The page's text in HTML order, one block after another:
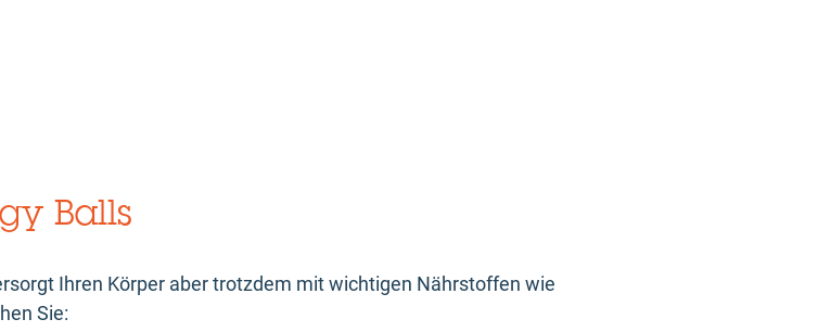
Balls
Ihren Körper aber trotzdem mit wichtigen Nährstoffen wie
Sie: